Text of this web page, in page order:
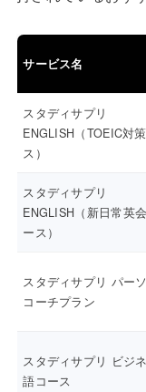
サービス名
スタディサプリ
ENGLISH（TOEIC対
ス）
スタディサプリ
ENGLISH（新日常英
ース）
スタディサプリ パー
コーチプラン
スタディサプリ ビジ
語コース